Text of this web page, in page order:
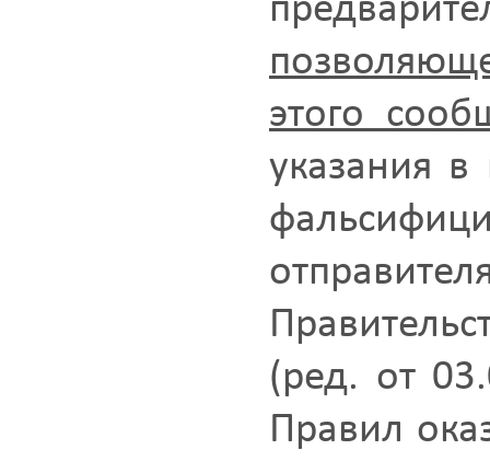
этого
указания
(ред. от
Правил